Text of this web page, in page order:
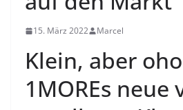
15. März 2022 Marcel
Klein, aber
1MOREs neue